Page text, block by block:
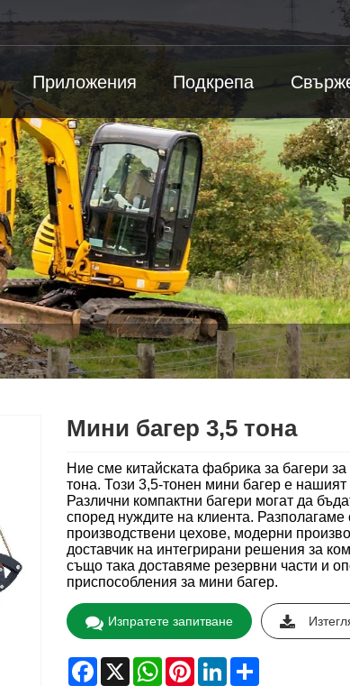
Приложения Подкрепа
Мини багер 3,5 тона
Ние сме китайската фабрика за багери
тона. Този 3,5-тонен мини багер е
Различни компактни багери могат да
според нуждите на клиента. Разполагаме
производствени цехове, модерни
доставчик на интегрирани решения за
също така доставяме резервни части и
приспособления за мини багер.
Изпратете запитване
Facebook
X WhatsApp
PinterestLinkedInShare